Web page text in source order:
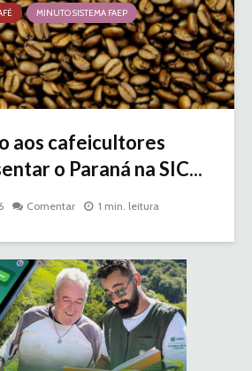
MINUTO SISTEMA FAEP
aos cafeicultores
o Paraná na SIC...
Comentar 1 min. leitura